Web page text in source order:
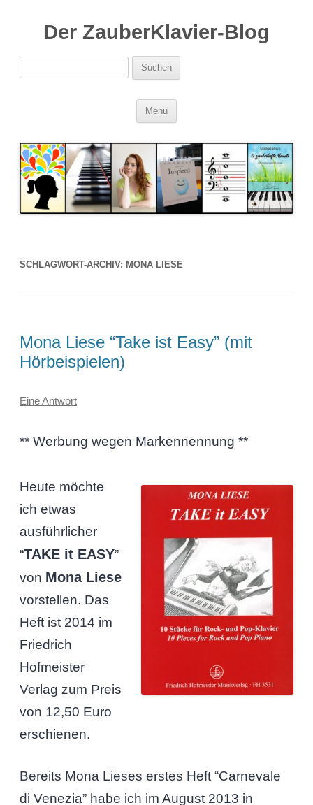
Der ZauberKlavier-Blog
Suchen
nach:
Menü
SCHLAGWORT-ARCHIV: MONA LIESE
Mona Liese “Take ist Easy” (mit
Hörbeispielen)
Eine Antwort
** Werbung wegen Markennennung **
Heute möchte
ich etwas
ausführlicher
“TAKE it EASY”
von Mona Liese
vorstellen. Das
Heft ist 2014 im
Friedrich
Hofmeister
Verlag zum Preis
von 12,50 Euro
erschienen.
Bereits Mona Lieses erstes Heft “Carnevale
di Venezia” habe ich im August 2013 in